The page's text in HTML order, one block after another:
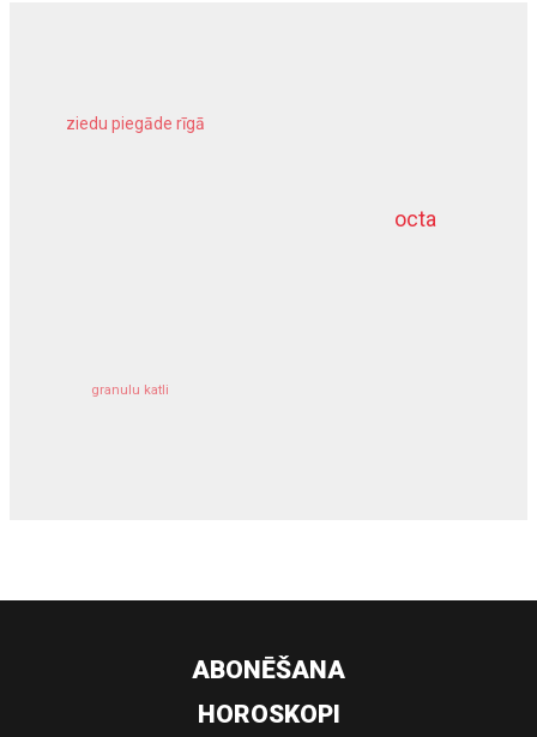
octa
ziedu piegāde rīgā
granulu katli
dziļurbums
ABONĒŠANA
HOROSKOPI